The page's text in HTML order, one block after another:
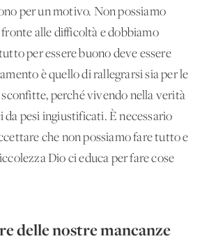
per un motivo. Non possiamo
fronte alle difficoltà e dobbiamo
per essere buono deve essere
è quello di rallegrarsi sia per le
perché vivendo nella verità
da pesi ingiustificati. È necessario
che non possiamo fare tutto e
Dio ci educa per fare cose
delle nostre mancanze